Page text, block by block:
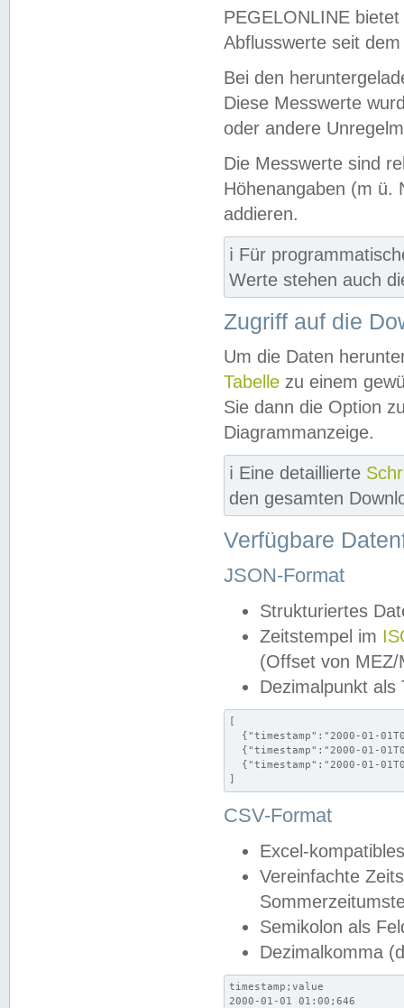
PEGELONLINE
Abflusswerte seit
Bei den
Diese Messwerte
oder andere
Die Messwerte sind
Höhenangaben (m ü.
addieren.
ℹ️ Für
Werte stehen auch
Zugriff auf die
Um die Daten
Tabelle zu einem
Sie dann die Option
Diagrammanzeige.
ℹ️ Eine detaillierte
den gesamten
Verfügbare
JSON-Format
Strukturiertes
Zeitstempel im
(Offset von MEZ/
Dezimalpunkt als
[
{"timestamp":"2000-01-
{"timestamp":"2000-01-
{"timestamp":"2000-01-
]
CSV-Format
Excel-
Vereinfachte
Semikolon als
Dezimalkomma
timestamp;value
2000-01-01 01:00;646